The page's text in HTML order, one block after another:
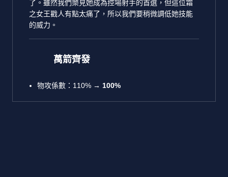
了。雖然我們樂見她成為控場射手的首選，但這位霜
之女王戳人有點太痛了，所以我們要稍微調低她技能
的威力。
萬箭齊發
物攻係數：110% → 100%